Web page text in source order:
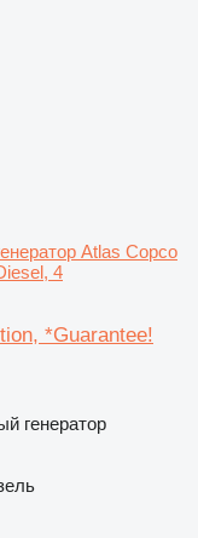
Atlas Copco
4
*Guarantee!
генератор